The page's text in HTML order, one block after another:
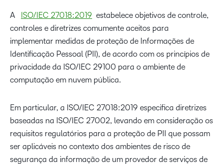
A ISO/IEC 27018:2019 estabelece objetivos de controle,
controles e diretrizes comumente aceitos para
implementar medidas de proteção de Informações de
Identificação Pessoal (PII), de acordo com os princípios de
privacidade da ISO/IEC 29100 para o ambiente de
computação em nuvem pública.
Em particular, a ISO/IEC 27018:2019 especifica diretrizes
baseadas na ISO/IEC 27002, levando em consideração os
requisitos regulatórios para a proteção de PII que possam
ser aplicáveis no contexto dos ambientes de risco de
segurança da informação de um provedor de serviços de